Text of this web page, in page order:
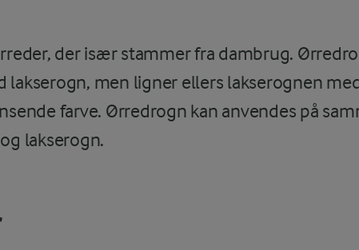
der især stammer fra dambrug.
lakserogn, men ligner ellers lakserognen
farve. Ørredrogn kan anvendes på
lakserogn.